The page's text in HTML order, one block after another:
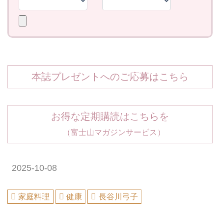
本誌プレゼントへのご応募はこちら
お得な定期購読はこちらを
（富士山マガジンサービス）
2025-10-08
家庭料理 健康 長谷川弓子